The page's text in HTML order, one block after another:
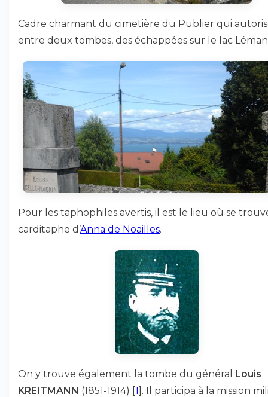
Cadre charmant du cimetière du Publier qui
entre deux tombes, des échappées sur le lac
Pour les taphophiles avertis, il est le lieu où se
carditaphe d’Anna de Noailles.
On y trouve également la tombe du général Louis
KREITMANN (1851-1914) [1] . Il participa à la mission